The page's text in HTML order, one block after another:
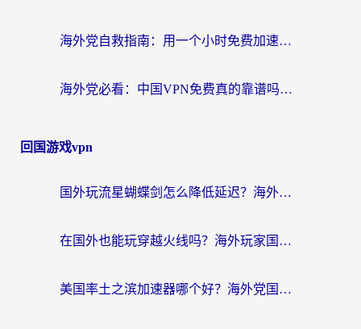
海外党自救指南：用一个小时免费加速器，轻松打破国内资源访问壁垒？
海外党必看：中国VPN免费真的靠谱吗？手把手教你选对回国加速器
回国游戏vpn
国外玩流星蝴蝶剑怎么降低延迟？海外党必看的加速秘籍（含欧洲鸣潮&彩虹岛优化攻略）
在国外也能玩穿越火线吗？海外玩家国服游戏畅玩终极指南
美国率土之滨加速器哪个好？海外党国服游戏畅玩终极指南（附多游戏解决方案）